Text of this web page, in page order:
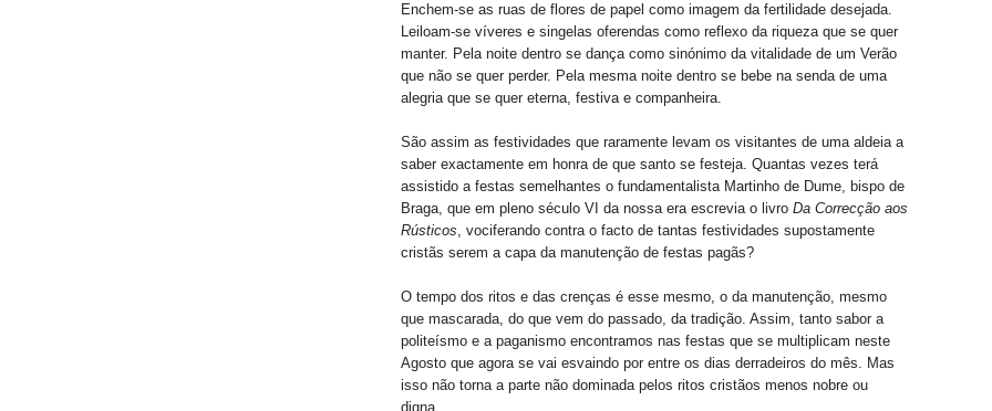
Enchem-se as ruas de flores de papel como imagem da fertilidade desejada.
Leiloam-se víveres e singelas oferendas como reflexo da riqueza que se quer
manter. Pela noite dentro se dança como sinónimo da vitalidade de um Verão
que não se quer perder. Pela mesma noite dentro se bebe na senda de uma
alegria que se quer eterna, festiva e companheira.
São assim as festividades que raramente levam os visitantes de uma aldeia a
saber exactamente em honra de que santo se festeja. Quantas vezes terá
assistido a festas semelhantes o fundamentalista Martinho de Dume, bispo de
Braga, que em pleno século VI da nossa era escrevia o livro Da Correcção aos
Rústicos, vociferando contra o facto de tantas festividades supostamente
cristãs serem a capa da manutenção de festas pagãs?
O tempo dos ritos e das crenças é esse mesmo, o da manutenção, mesmo
que mascarada, do que vem do passado, da tradição. Assim, tanto sabor a
politeísmo e a paganismo encontramos nas festas que se multiplicam neste
Agosto que agora se vai esvaindo por entre os dias derradeiros do mês. Mas
isso não torna a parte não dominada pelos ritos cristãos menos nobre ou
digna.